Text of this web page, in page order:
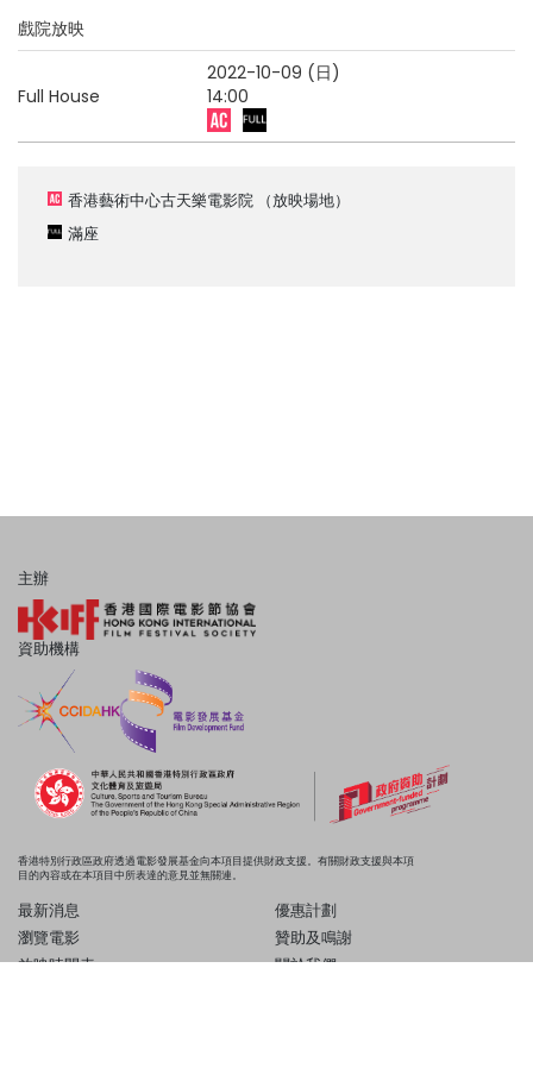
戲院放映
Full House
2022-10-09 (日)
14:00
香港藝術中心古天樂電影院 （放映場地）
滿座
主辦
資助機構
香港特別行政區政府透過電影發展基金向本項目提供財政支援。有關財政支援與本項
目的內容或在本項目中所表達的意見並無關連。
最新消息
瀏覽電影
放映時間表
優惠計劃
贊助及鳴謝
關於我們